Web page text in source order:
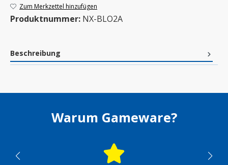
Zum Merkzettel hinzufügen
Produktnummer: NX-BLO2A
Beschreibung
Warum Gameware?